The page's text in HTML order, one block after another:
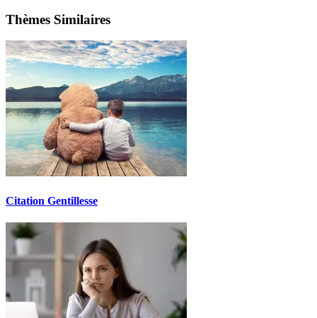
Thèmes Similaires
Citation Gentillesse